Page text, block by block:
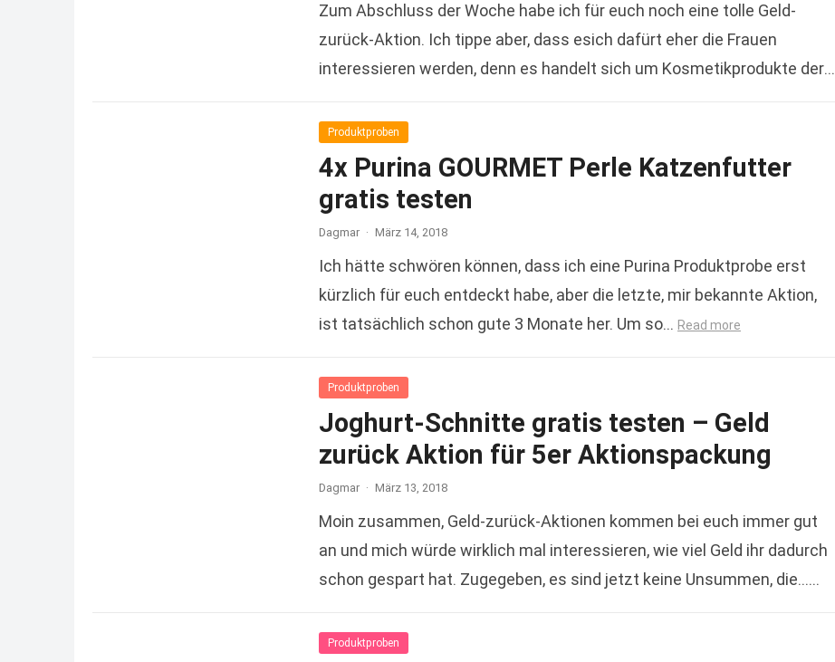
Zum Abschluss der Woche habe ich für euch noch eine tolle Geld-
zurück-Aktion. Ich tippe aber, dass esich dafürt eher die Frauen
interessieren werden, denn es handelt sich um Kosmetikprodukte der…
Produktproben
4x Purina GOURMET Perle Katzenfutter
gratis testen
Dagmar · März 14, 2018
Ich hätte schwören können, dass ich eine Purina Produktprobe erst
kürzlich für euch entdeckt habe, aber die letzte, mir bekannte Aktion,
ist tatsächlich schon gute 3 Monate her. Um so… Read more
Produktproben
Joghurt-Schnitte gratis testen – Geld
zurück Aktion für 5er Aktionspackung
Dagmar · März 13, 2018
Moin zusammen, Geld-zurück-Aktionen kommen bei euch immer gut
an und mich würde wirklich mal interessieren, wie viel Geld ihr dadurch
schon gespart hat. Zugegeben, es sind jetzt keine Unsummen, die…
Produktproben